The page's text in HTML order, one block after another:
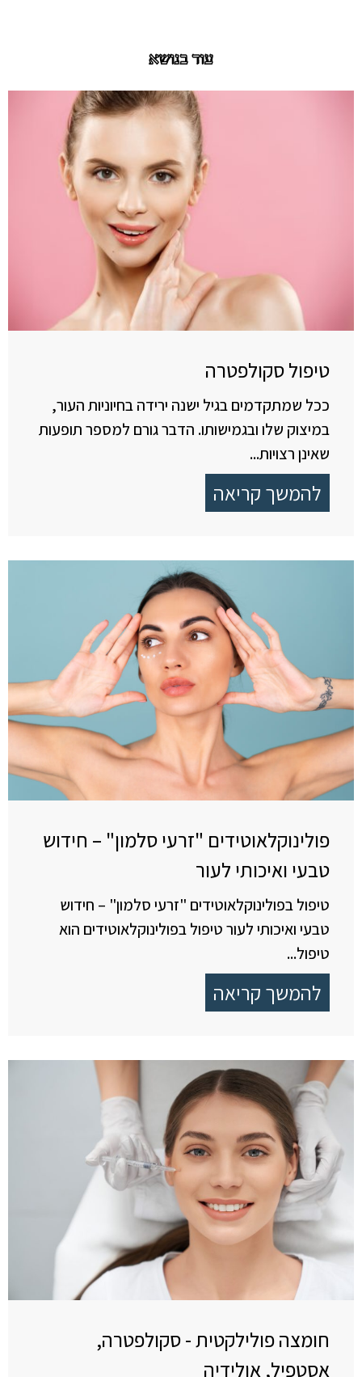
עוד בנושא
טיפול סקולפטרה
ככל שמתקדמים בגיל ישנה ירידה בחיוניות העור,
במיצוק שלו ובגמישותו. הדבר גורם למספר תופעות
שאינן רצויות...
להמשך קריאה
פולינוקלאוטידים "זרעי סלמון" – חידוש
טבעי ואיכותי לעור
טיפול בפולינוקלאוטידים "זרעי סלמון" – חידוש
טבעי ואיכותי לעור טיפול בפולינוקלאוטידים הוא
טיפול...
להמשך קריאה
חומצה פולילקטית - סקולפטרה,
אסטפיל, אולידיה